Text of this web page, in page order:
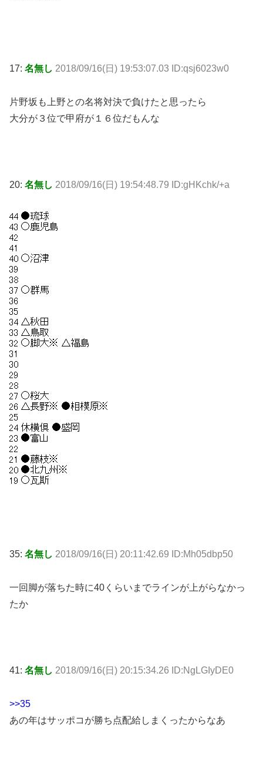
17: 名無し 2018/09/16(日) 19:53:07.03 ID:qsj6023w0
片野坂も上野との名将対決で負けたと思ったら
大分が３位で甲府が１６位だもんな
20: 名無し 2018/09/16(日) 19:54:48.79 ID:gHKchk/+a
35: 名無し 2018/09/16(日) 20:11:42.69 ID:Mh05dbp50
一回脚が落ちた時に40くらいまでラインが上がらなかっ
たか
41: 名無し 2018/09/16(日) 20:15:34.26 ID:NgLGIyDE0
>>35
あの年はサッポコが勝ち点配給しまくったからなあ